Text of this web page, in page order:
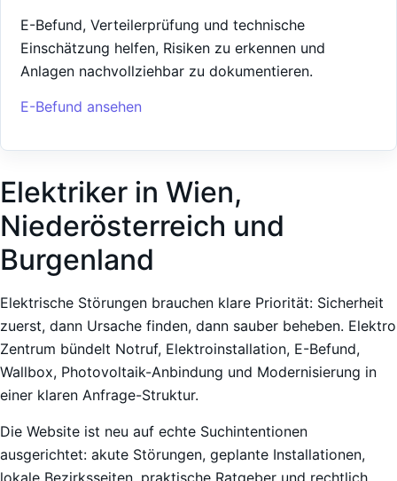
E-Befund, Verteilerprüfung und technische
Einschätzung helfen, Risiken zu erkennen und
Anlagen nachvollziehbar zu dokumentieren.
E-Befund ansehen
Elektriker in Wien,
Niederösterreich und
Burgenland
Elektrische Störungen brauchen klare Priorität: Sicherheit
zuerst, dann Ursache finden, dann sauber beheben. Elektro
Zentrum bündelt Notruf, Elektroinstallation, E-Befund,
Wallbox, Photovoltaik-Anbindung und Modernisierung in
einer klaren Anfrage-Struktur.
Die Website ist neu auf echte Suchintentionen
ausgerichtet: akute Störungen, geplante Installationen,
lokale Bezirksseiten, praktische Ratgeber und rechtlich